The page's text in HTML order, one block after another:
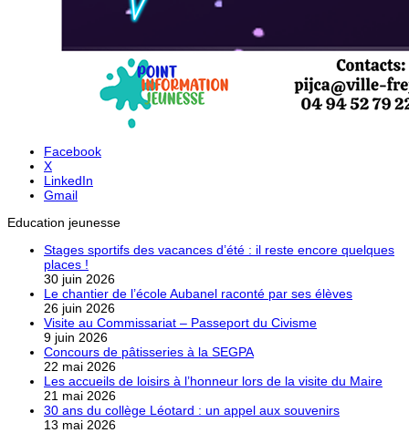
Facebook
X
LinkedIn
Gmail
Education jeunesse
Stages sportifs des vacances d’été : il reste encore quelques
places !
30 juin 2026
Le chantier de l’école Aubanel raconté par ses élèves
26 juin 2026
Visite au Commissariat – Passeport du Civisme
9 juin 2026
Concours de pâtisseries à la SEGPA
22 mai 2026
Les accueils de loisirs à l’honneur lors de la visite du Maire
21 mai 2026
30 ans du collège Léotard : un appel aux souvenirs
13 mai 2026